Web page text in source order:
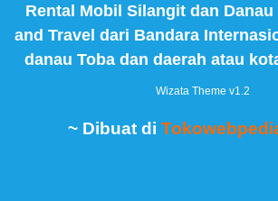
Rental Mobil Silangit dan Danau
and Travel dari Bandara
danau Toba dan daerah atau
Wizata Theme v1.2
~ Dibuat di